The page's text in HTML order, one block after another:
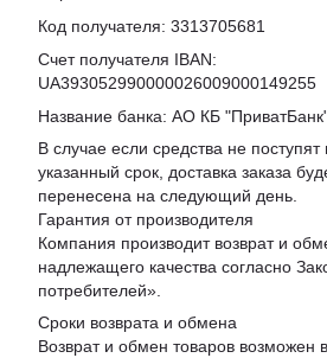
Код получателя: 3313705681
Счет получателя IBAN:
UA393052990000026009000149255
Название банка: АО КБ
В случае если средства не
указанный срок, доставка заказа
перенесена на следующий день.
Гарантия от производителя
Компания производит возврат и
надлежащего качества согласно
потребителей».
Сроки возврата и обмена
Возврат и обмен товаров возможен